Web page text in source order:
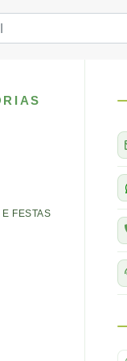
FESTAS